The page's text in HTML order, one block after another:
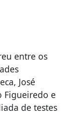
entre os
José
Figueiredo e
de testes